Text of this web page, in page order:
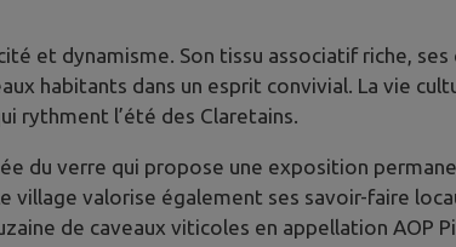
et dynamisme. Son tissu associatif riche,
habitants dans un esprit convivial. La vie
rythment l’été des Claretains.
du verre qui propose une exposition
village valorise également ses savoir-faire
de caveaux viticoles en appellation AOP